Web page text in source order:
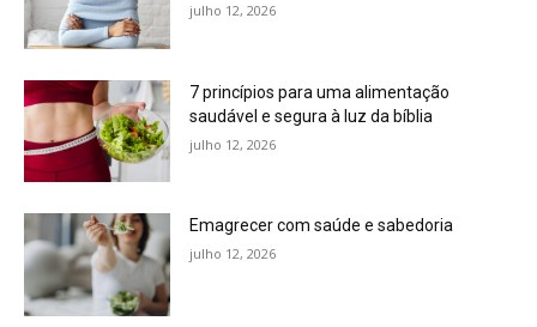
julho 12, 2026
7 princípios para uma alimentação
saudável e segura à luz da bíblia
julho 12, 2026
Emagrecer com saúde e sabedoria
julho 12, 2026